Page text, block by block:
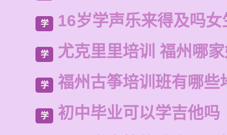
学 16岁学声乐来得及吗女
学 尤克里里培训 福州哪
学 福州古筝培训班有哪些
学
初中毕业可以学吉他吗